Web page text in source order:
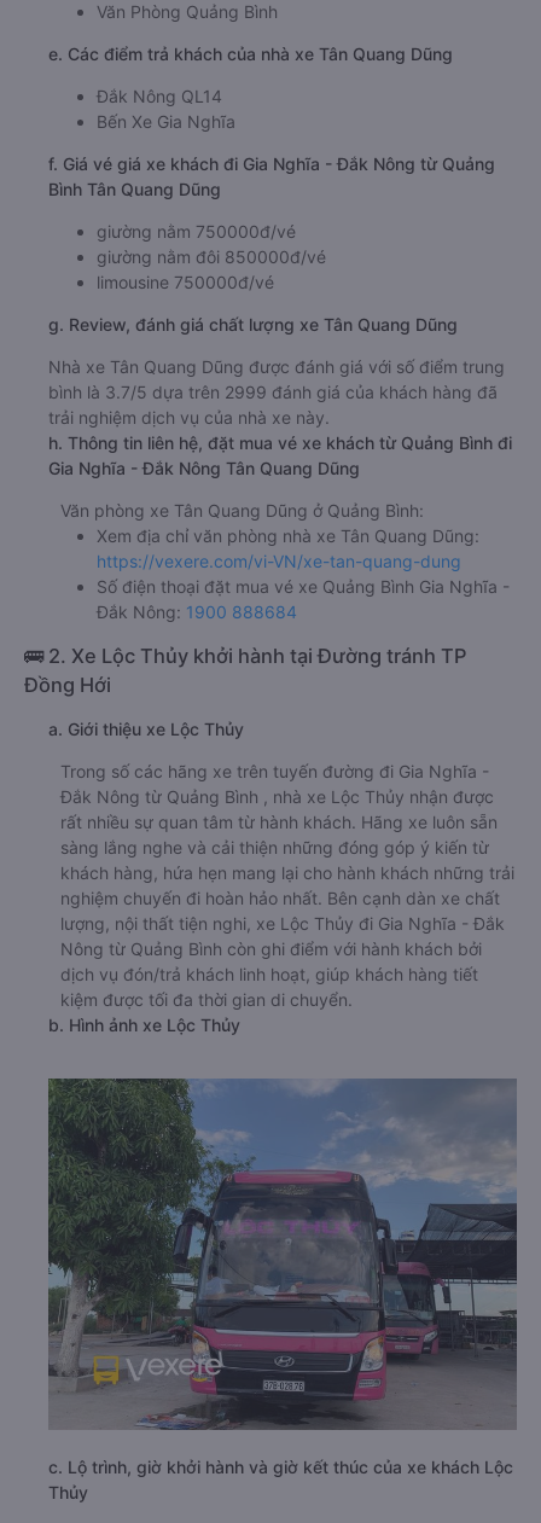
Văn Phòng Quảng Bình
e. Các điểm trả khách của nhà xe Tân Quang Dũng
Đắk Nông QL14
Bến Xe Gia Nghĩa
f. Giá vé giá xe khách đi Gia Nghĩa - Đắk Nông từ Quảng
Bình Tân Quang Dũng
giường nằm 750000đ/vé
giường nằm đôi 850000đ/vé
limousine 750000đ/vé
g. Review, đánh giá chất lượng xe Tân Quang Dũng
Nhà xe Tân Quang Dũng được đánh giá với số điểm trung
bình là 3.7/5 dựa trên 2999 đánh giá của khách hàng đã
trải nghiệm dịch vụ của nhà xe này.
h. Thông tin liên hệ, đặt mua vé xe khách từ Quảng Bình đi
Gia Nghĩa - Đắk Nông Tân Quang Dũng
Văn phòng xe Tân Quang Dũng ở Quảng Bình:
Xem địa chỉ văn phòng nhà xe Tân Quang Dũng:
https://vexere.com/vi-VN/xe-tan-quang-dung
Số điện thoại đặt mua vé xe Quảng Bình Gia Nghĩa -
Đắk Nông: 1900 888684
🚌 2. Xe Lộc Thủy khởi hành tại Đường tránh TP
Đồng Hới
a. Giới thiệu xe Lộc Thủy
Trong số các hãng xe trên tuyến đường đi Gia Nghĩa -
Đắk Nông từ Quảng Bình , nhà xe Lộc Thủy nhận được
rất nhiều sự quan tâm từ hành khách. Hãng xe luôn sẵn
sàng lắng nghe và cải thiện những đóng góp ý kiến từ
khách hàng, hứa hẹn mang lại cho hành khách những trải
nghiệm chuyến đi hoàn hảo nhất. Bên cạnh dàn xe chất
lượng, nội thất tiện nghi, xe Lộc Thủy đi Gia Nghĩa - Đắk
Nông từ Quảng Bình còn ghi điểm với hành khách bởi
dịch vụ đón/trả khách linh hoạt, giúp khách hàng tiết
kiệm được tối đa thời gian di chuyển.
b. Hình ảnh xe Lộc Thủy
c. Lộ trình, giờ khởi hành và giờ kết thúc của xe khách Lộc
Thủy